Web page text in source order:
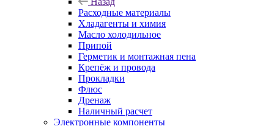
Расходные материалы
Хладагенты и химия
Масло холодильное
Припой
Герметик и монтажная пена
Крепёж и провода
Прокладки
Флюс
Дренаж
Наличный расчет
Электронные компоненты